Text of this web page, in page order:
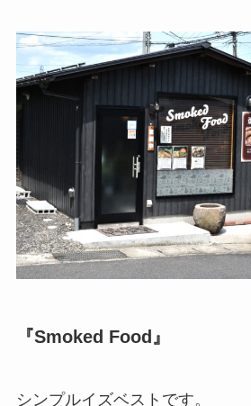
『Smoked Food』
シンプルイズベストです。